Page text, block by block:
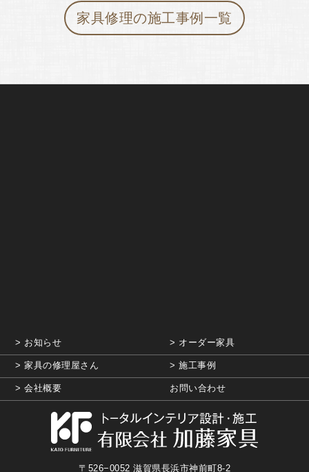
家具修理の施工事例一覧
お知らせ オーダー家具
家具の修理屋さん 施工事例
会社概要 お問い合わせ
〒526−0052 滋賀県長浜市神前町8-2